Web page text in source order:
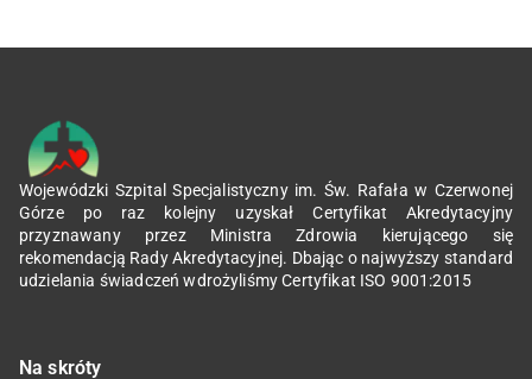
Wojewódzki Szpital Specjalistyczny im. Św. Rafała w Czerwonej
Górze po raz kolejny uzyskał Certyfikat Akredytacyjny
przyznawany przez Ministra Zdrowia kierującego się
rekomendacją Rady Akredytacyjnej. Dbając o najwyższy standard
udzielania świadczeń wdrożyliśmy Certyfikat ISO 9001:2015
Na skróty